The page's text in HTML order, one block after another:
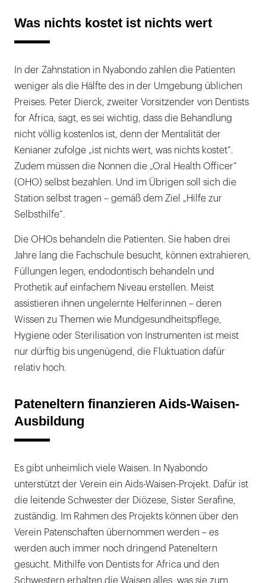
Was nichts kostet ist nichts wert
In der Zahnstation in Nyabondo zahlen die Patienten
weniger als die Hälfte des in der Umgebung üblichen
Preises. Peter Dierck, zweiter Vorsitzender von Dentists
for Africa, sagt, es sei wichtig, dass die Behandlung
nicht völlig kostenlos ist, denn der Mentalität der
Kenianer zufolge „ist nichts wert, was nichts kostet“.
Zudem müssen die Nonnen die „Oral Health Officer“
(OHO) selbst bezahlen. Und im Übrigen soll sich die
Station selbst tragen – gemäß dem Ziel „Hilfe zur
Selbsthilfe“.
Die OHOs behandeln die Patienten. Sie haben drei
Jahre lang die Fachschule besucht, können extrahieren,
Füllungen legen, endodontisch behandeln und
Prothetik auf einfachem Niveau erstellen. Meist
assistieren ihnen ungelernte Helferinnen – deren
Wissen zu Themen wie Mundgesundheitspflege,
Hygiene oder Sterilisation von Instrumenten ist meist
nur dürftig bis ungenügend, die Fluktuation dafür
relativ hoch.
Pateneltern finanzieren Aids-Waisen-
Ausbildung
Es gibt unheimlich viele Waisen. In Nyabondo
unterstützt der Verein ein Aids-Waisen-Projekt. Dafür ist
die leitende Schwester der Diözese, Sister Serafine,
zuständig. Im Rahmen des Projekts können über den
Verein Patenschaften übernommen werden – es
werden auch immer noch dringend Pateneltern
gesucht. Mithilfe von Dentists for Africa und den
Schwestern erhalten die Waisen alles, was sie zum